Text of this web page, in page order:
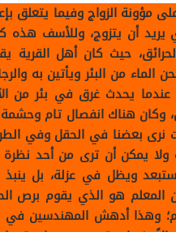
مؤونة الزواج وفيما يتعلق
أن يتزوج، وللأسف هذه
حيث كان أهل القرية
من البئر ويأتين به
عندما يحدث غرق في بئر من
وكان هناك انفصال تام
نرى بعضنا في الحقل وفي
ولا يمكن أن ترى من أحد
ويظل في عزلة، بل ينبذ
المعلم هو الذي يقوم برص
وهذا أدهش المهندسين في